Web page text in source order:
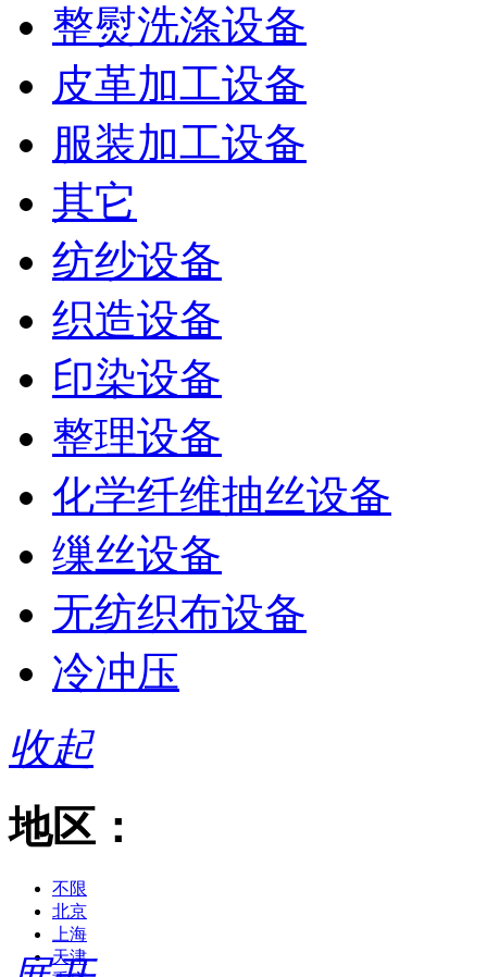
整熨洗涤设备
皮革加工设备
服装加工设备
其它
纺纱设备
织造设备
印染设备
整理设备
化学纤维抽丝设备
缫丝设备
无纺织布设备
冷冲压
收起
地区：
不限
北京
上海
天津